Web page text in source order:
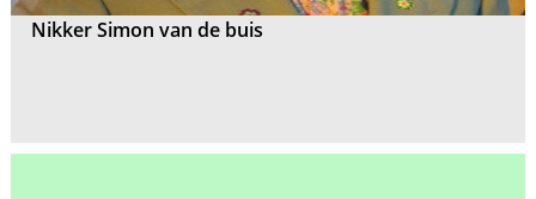
Nikker Simon van de buis